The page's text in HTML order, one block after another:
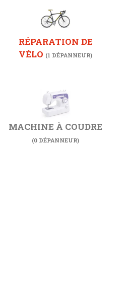
RÉPARATION DE
VÉLO (1 DÉPANNEUR)
MACHINE À COUDRE
(0 DÉPANNEUR)